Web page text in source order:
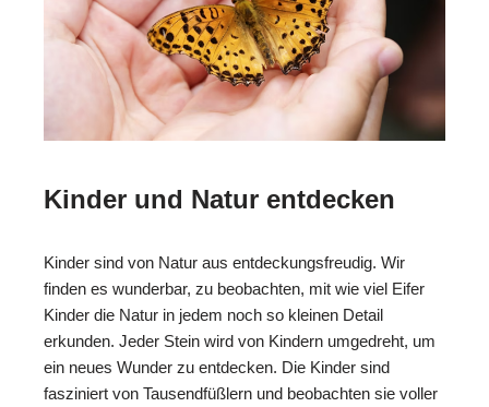
Kinder und Natur entdecken
Kinder sind von Natur aus entdeckungsfreudig. Wir
finden es wunderbar, zu beobachten, mit wie viel Eifer
Kinder die Natur in jedem noch so kleinen Detail
erkunden. Jeder Stein wird von Kindern umgedreht, um
ein neues Wunder zu entdecken. Die Kinder sind
fasziniert von Tausendfüßlern und beobachten sie voller